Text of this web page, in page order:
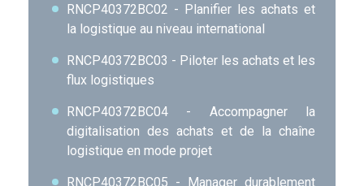
RNCP40372BC02 - Planifier les achats et
la logistique au niveau international
RNCP40372BC03 - Piloter les achats et les
flux logistiques
RNCP40372BC04 - Accompagner la
digitalisation des achats et de la chaîne
logistique en mode projet
RNCP40372BC05 - Manager durablement